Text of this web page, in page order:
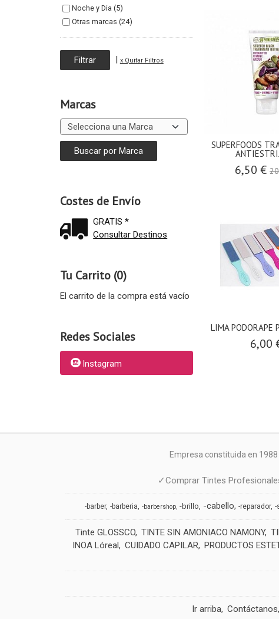
Noche y Dia (5)
Otras marcas (24)
| x Quitar Filtros
Marcas
Costes de Envío
GRATIS *
Consultar Destinos
Tu Carrito (0)
El carrito de la compra está vacío
Redes Sociales
Instagram
SUPERFOODS
6,50 €
LIMA PODORAPE
6,00
Empresa constituida en
✓Comprar Tintes
-barber -barberia -barbershop -brillo -cabello -reparador -
Tinte GLOSSCO TINTE SIN AMONIACO NAMONY
INOA Lóreal
CUIDADO CAPILAR PRODUCTOS
Ir arriba Contáctanos